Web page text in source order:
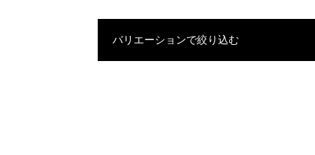
バリエーションで絞り込む